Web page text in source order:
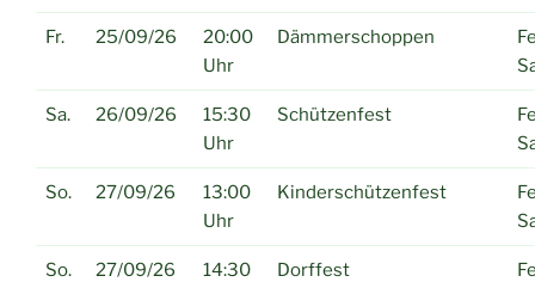
Fr. 25/09/26
20:00
Uhr
Dämmerschoppen
Sa. 26/09/26
15:30
Uhr
Schützenfest
So. 27/09/26
13:00
Uhr
Kinderschützenfest
So. 27/09/26
14:30
Dorffest